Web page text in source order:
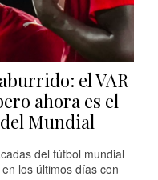
el VAR
ahora es el
Mundial
del fútbol mundial
los últimos días con